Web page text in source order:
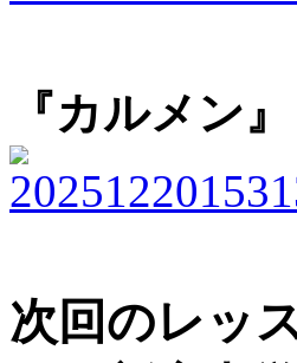
『カルメン』
次回のレッ